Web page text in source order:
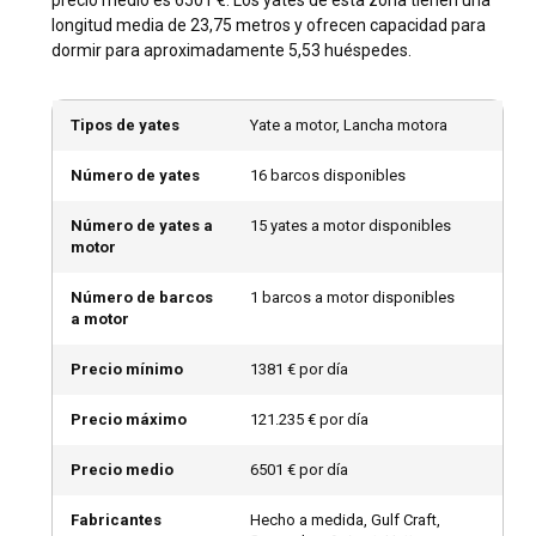
la mejor época para alquilar un yate en Dubái es entre
octubre y abril, cuando el clima es más fresco pero aún
costa. Los navegantes astutos pueden elegir el verano
fuera de temporada, cuando a menudo se pueden alquilar
en Dubái?
parte predecible e ideal para navegar. Espere días soleados
y brillantes con muy poca lluvia. Los vientos son moderados
ráfagas más fuertes entre noviembre y marzo. Las
proporcionando condiciones perfectas para nadar y hacer
¿Cómo explorar la historia y la cultura de Dubái?
longitud media de 23,75 metros y ofrecen capacidad para
dormir para aproximadamente 5,53 huéspedes.
Tipos de yates Yate a motor, Lancha motora
Número de yates 16 barcos disponibles
Número de yates a
motor
15 yates a motor disponibles
Número de barcos
a motor
1 barcos a motor disponibles
Precio mínimo 1381 € por día
Precio máximo 121.235 € por día
Precio medio 6501 € por día
Fabricantes
Hecho a medida, Gulf Craft,